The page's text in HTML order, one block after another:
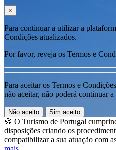
×
Para continuar a utilizar a
Condições atualizados.
Por favor, reveja os Termos e
Para aceitar os Termos e
não aceitar, não poderá continuar
Não aceito Sim aceito
🍪 O Turismo de Portugal
disposições criando os
compatibilizar a sua atuação com